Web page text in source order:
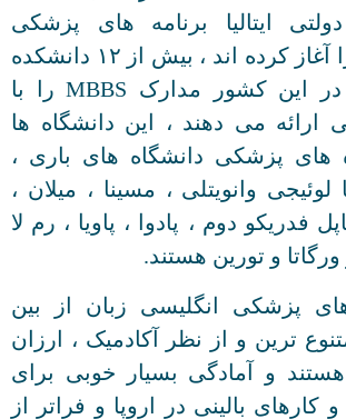
ایتالیا برنامه های پزشکی
انگلیسی زبان را آغاز کرده اند ، بیش از ۱۲ دانشکده
پزشکی دولتی در این کشور مدارک MBBS را با
ارائه می دهند ، این دانشگاه ها
های پزشکی دانشگاه های باری ،
لوئیجی وانویتلی ، مسینا ، میلان ،
فدریکو دوم ، پادوا ، پاویا ، رم لا
ورگاتا و تورین هستند.
پزشکی انگلیسی زبان از بین
ترین و از نظر آکادمیک ، ارزان
و آمادگی بسیار خوبی برای
کارهای بالینی در اروپا و فراتر از